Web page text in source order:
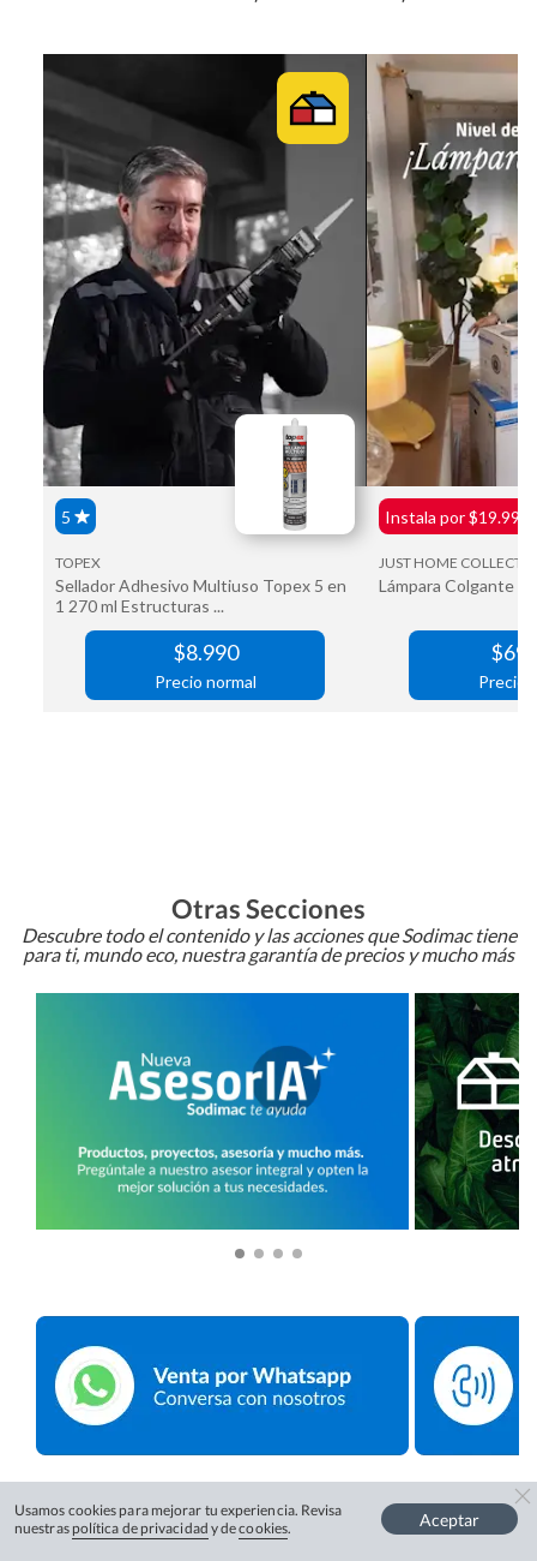
Otras Secciones
Descubre todo el contenido y las acciones que Sodimac tiene
para ti, mundo eco, nuestra garantía de precios y mucho más
Usamos cookies para mejorar tu experiencia. Revisa
nuestras política de privacidad y decookies. Aceptar